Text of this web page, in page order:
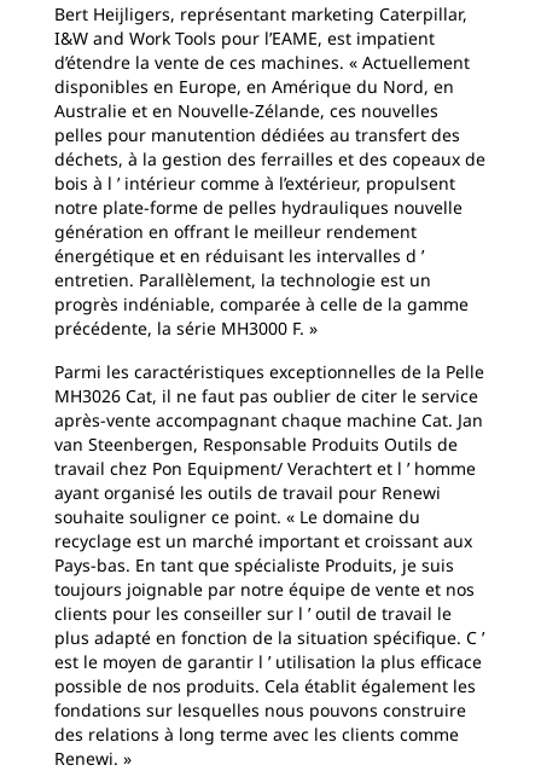
Bert Heijligers, représentant marketing Caterpillar,
I&W and Work Tools pour l’EAME, est impatient
d’étendre la vente de ces machines. « Actuellement
disponibles en Europe, en Amérique du Nord, en
Australie et en Nouvelle-Zélande, ces nouvelles
pelles pour manutention dédiées au transfert des
déchets, à la gestion des ferrailles et des copeaux de
bois à l ’ intérieur comme à l’extérieur, propulsent
notre plate-forme de pelles hydrauliques nouvelle
génération en offrant le meilleur rendement
énergétique et en réduisant les intervalles d ’
entretien. Parallèlement, la technologie est un
progrès indéniable, comparée à celle de la gamme
précédente, la série MH3000 F. »
Parmi les caractéristiques exceptionnelles de la Pelle
MH3026 Cat, il ne faut pas oublier de citer le service
après-vente accompagnant chaque machine Cat. Jan
van Steenbergen, Responsable Produits Outils de
travail chez Pon Equipment/ Verachtert et l ’ homme
ayant organisé les outils de travail pour Renewi
souhaite souligner ce point. « Le domaine du
recyclage est un marché important et croissant aux
Pays-bas. En tant que spécialiste Produits, je suis
toujours joignable par notre équipe de vente et nos
clients pour les conseiller sur l ’ outil de travail le
plus adapté en fonction de la situation spécifique. C ’
est le moyen de garantir l ’ utilisation la plus efficace
possible de nos produits. Cela établit également les
fondations sur lesquelles nous pouvons construire
des relations à long terme avec les clients comme
Renewi. »